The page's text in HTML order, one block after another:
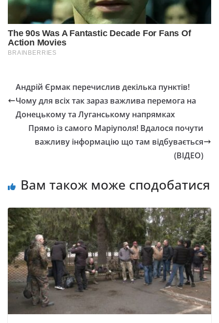
Андрій Єрмак перечислив декілька пунктів!
Чому для всіх так зараз важлива перемога на
Донецькому та Луганському напрямках
Прямо із самого Маріуполя! Вдалося почути
важливу інформацію що там відбувається
(ВІДЕО)
Вам також може сподобатися